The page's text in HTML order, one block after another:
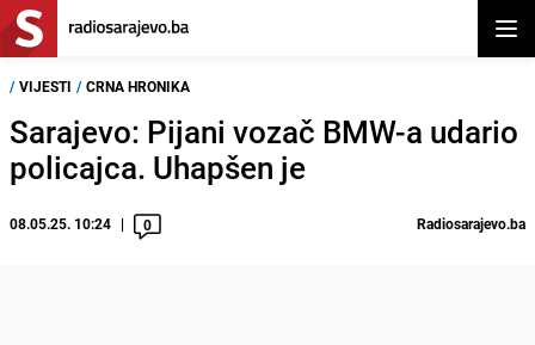
/ VIJESTI / CRNA HRONIKA
Sarajevo: Pijani vozač BMW-a udario
policajca. Uhapšen je
08.05.25. 10:24 0 Radiosarajevo.ba